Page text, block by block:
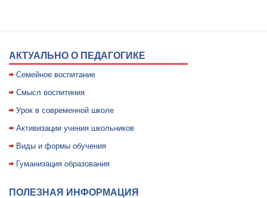
АКТУАЛЬНО О ПЕДАГОГИКЕ
Семейное воспитание
Смысл воспитиния
Уpок в совpеменной школе
Активизации учения школьников
Виды и формы обучения
Гуманизация образования
ПОЛЕЗНАЯ ИНФОРМАЦИЯ